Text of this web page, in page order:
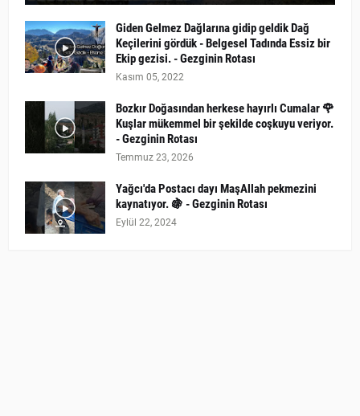
Giden Gelmez Dağlarına gidip geldik Dağ
Keçilerini gördük - Belgesel Tadında Essiz bir
Ekip gezisi. - Gezginin Rotası
Kasım 05, 2022
Bozkır Doğasından herkese hayırlı Cumalar 🌹
Kuşlar mükemmel bir şekilde coşkuyu veriyor.
- Gezginin Rotası
Temmuz 23, 2026
Yağcı'da Postacı dayı MaşAllah pekmezini
kaynatıyor. 🍇 - Gezginin Rotası
Eylül 22, 2024